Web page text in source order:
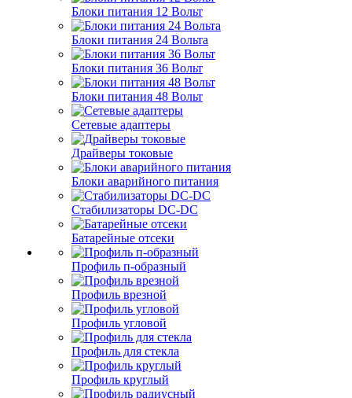
Блоки питания 12 Вольт
Блоки питания 24 Вольта
Блоки питания 36 Вольт
Блоки питания 48 Вольт
Сетевые адаптеры
Драйверы токовые
Блоки аварийного питания
Стабилизаторы DC-DC
Батарейные отсеки
Профиль п-образный
Профиль врезной
Профиль угловой
Профиль для стекла
Профиль круглый